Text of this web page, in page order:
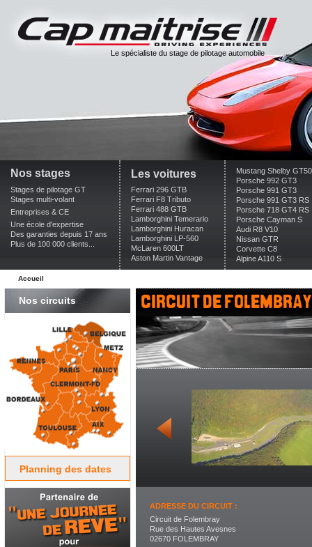
Le spécialiste du stage de pilotage automobile
Nos stages
Stages de pilotage GT
Stages multi-volant
Entreprises & CE
Une école d'expertise
Des garanties depuis 17 ans
Plus de 100 000 clients...
Les voitures
Ferrari 296 GTB
Ferrari F8 Tributo
Ferrari 488 GTB
Lamborghini Temerario
Lamborghini Huracan
Lamborghini LP-560
McLaren 600LT
Aston Martin Vantage
Mustang Shelby
Porsche 992 GT3
Porsche 991 GT3
Porsche 991 GT3 RS
Porsche 718 GT4 RS
Porsche Cayman S
Audi R8 V10
Nissan GTR
Corvette C8
Alpine A110 S
Accueil
Nos circuits
Planning des dates
circuit de folembray
ADRESSE DU CIRCUIT :
Circuit de Folembray
Rue des Hautes Avesnes
02670 FOLEMBRAY